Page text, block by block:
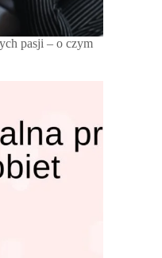
pasji – o czym